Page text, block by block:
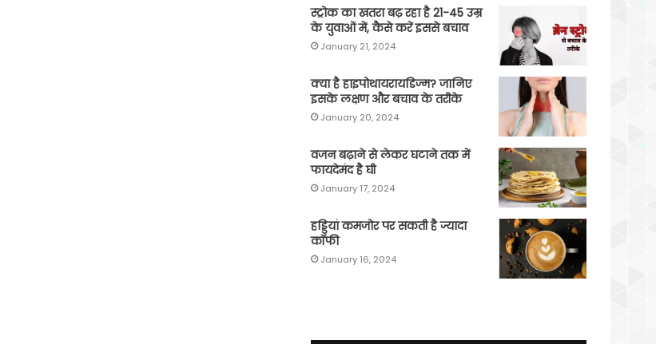
स्ट्रोक का खतरा बढ़ रहा है 21-45 उम्र
के युवाओं में, कैसे करें इससे बचाव
January 21, 2024
क्या है हाइपोथायरायडिज्म? जानिए
इसके लक्षण और बचाव के तरीके
January 20, 2024
वजन बढ़ाने से लेकर घटाने तक में
फायदेमंद है घी
January 17, 2024
हड्डियां कमजोर पर सकती है ज्यादा
कॉफी
January 16, 2024